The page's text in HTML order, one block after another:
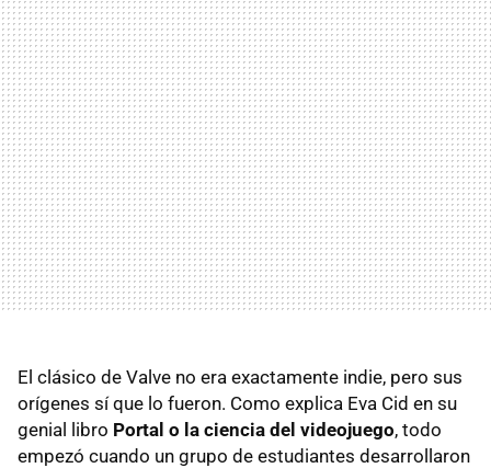
El clásico de Valve no era exactamente indie, pero sus
orígenes sí que lo fueron. Como explica Eva Cid en su
genial libro Portal o la ciencia del videojuego, todo
empezó cuando un grupo de estudiantes desarrollaron